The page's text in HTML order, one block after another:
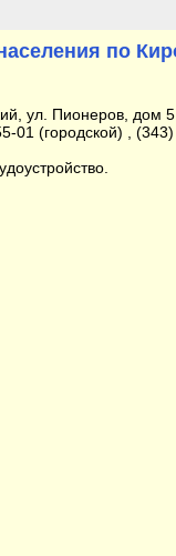
по
ул. Пионеров, дом
01 (городской) ,